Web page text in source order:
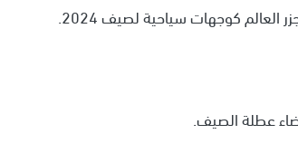
كوجهات سياحية لصيف 2024.
عطلة الصيف.